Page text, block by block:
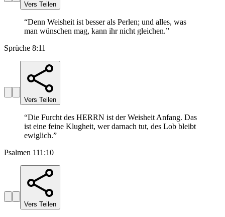
Vers Teilen
“Denn Weisheit ist besser als Perlen; und alles, was
man wünschen mag, kann ihr nicht gleichen.”
Sprüche 8:11
Vers Teilen
“Die Furcht des HERRN ist der Weisheit Anfang. Das
ist eine feine Klugheit, wer darnach tut, des Lob bleibt
ewiglich.”
Psalmen 111:10
Vers Teilen